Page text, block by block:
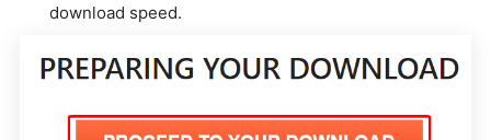
download speed.